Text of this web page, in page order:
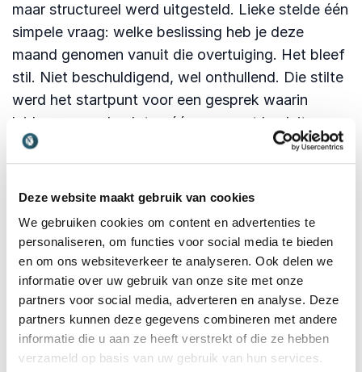
Deze website maakt gebruik van cookies
We gebruiken cookies om content en advertenties te
personaliseren, om functies voor social media te bieden
en om ons websiteverkeer te analyseren. Ook delen we
informatie over uw gebruik van onze site met onze
partners voor social media, adverteren en analyse. Deze
partners kunnen deze gegevens combineren met andere
informatie die u aan ze heeft verstrekt of die ze hebben
verzameld op basis van uw gebruik van hun services.
maar structureel werd uitgesteld. Lieke stelde één
simpele vraag: welke beslissing heb je deze
maand genomen vanuit die overtuiging. Het bleef
stil. Niet beschuldigend, wel onthullend. Die stilte
werd het startpunt voor een gesprek waarin
leiders samen besloten één concreet besluit
anders te nemen. Geen groot programma, wel een
zichtbaar signaal. Het effect was direct merkbaar
in het team.
Voor wie haar werk het verschil
maakt
Organisaties boeken Lieke wanneer ze voelen dat
er méér nodig is dan inspiratie alleen. Wanneer
leiders zoeken naar houvast in transitie, wanneer
teams verandermoe zijn en wanneer purpose weer
richting moet geven. Haar bijdrage helpt om